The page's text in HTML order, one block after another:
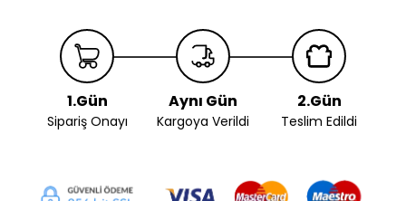
1.Gün
Sipariş Onayı
Aynı Gün
Kargoya Verildi
2.Gün
Teslim Edildi